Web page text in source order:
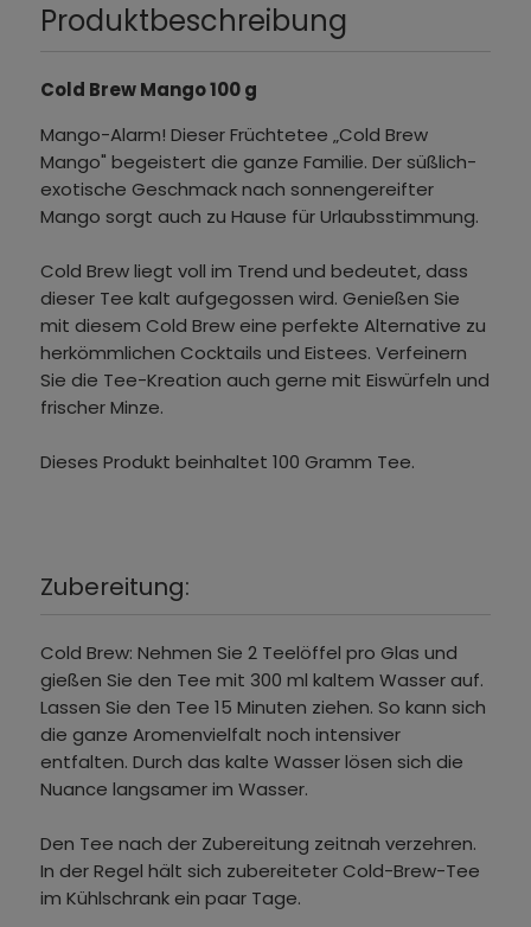
Produktbeschreibung
Cold Brew Mango 100 g
Mango-Alarm! Dieser Früchtetee „Cold Brew
Mango" begeistert die ganze Familie. Der süßlich-
exotische Geschmack nach sonnengereifter
Mango sorgt auch zu Hause für Urlaubsstimmung.
Cold Brew liegt voll im Trend und bedeutet, dass
dieser Tee kalt aufgegossen wird. Genießen Sie
mit diesem Cold Brew eine perfekte Alternative zu
herkömmlichen Cocktails und Eistees. Verfeinern
Sie die Tee-Kreation auch gerne mit Eiswürfeln und
frischer Minze.
Dieses Produkt beinhaltet 100 Gramm Tee.
Zubereitung:
Cold Brew: Nehmen Sie 2 Teelöffel pro Glas und
gießen Sie den Tee mit 300 ml kaltem Wasser auf.
Lassen Sie den Tee 15 Minuten ziehen. So kann sich
die ganze Aromenvielfalt noch intensiver
entfalten. Durch das kalte Wasser lösen sich die
Nuance langsamer im Wasser.
Den Tee nach der Zubereitung zeitnah verzehren.
In der Regel hält sich zubereiteter Cold-Brew-Tee
im Kühlschrank ein paar Tage.